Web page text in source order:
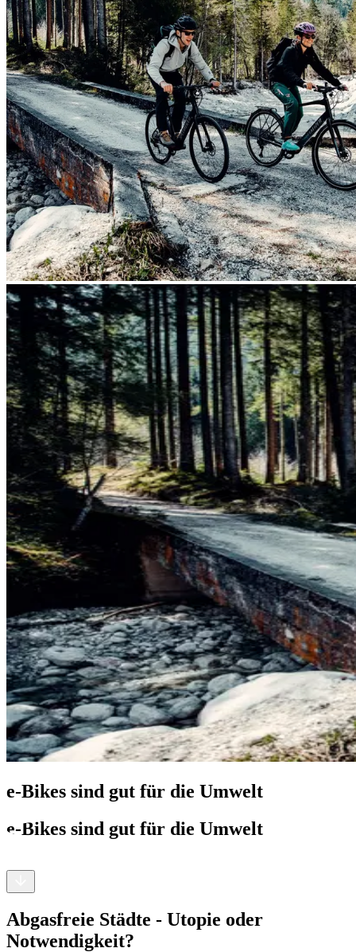
e-Bikes sind gut für die Umwelt
e-Bikes sind gut für die Umwelt
Abgasfreie Städte - Utopie oder
Notwendigkeit?